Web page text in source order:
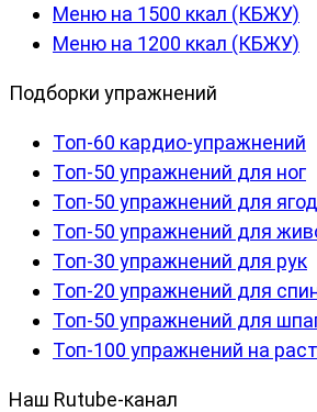
Меню на 1500 ккал (КБЖУ)
Меню на 1200 ккал (КБЖУ)
Подборки упражнений
Топ-60 кардио-упражнений
Топ-50 упражнений для ног
Топ-50 упражнений для
Топ-50 упражнений для
Топ-30 упражнений для рук
Топ-20 упражнений для
Топ-50 упражнений для
Топ-100 упражнений на
Наш Rutube-канал